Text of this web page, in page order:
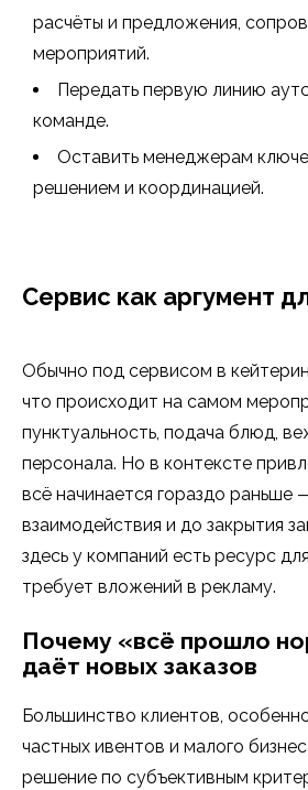
расчёты и предложения,
мероприятий.
Передать первую линию
команде.
Оставить менеджерам
решением и координацией.
Сервис как аргумент
Обычно под сервисом в
что происходит на самом
пунктуальность, подача блюд,
персонала. Но в контексте
всё начинается гораздо раньше
взаимодействия и до закрытия
здесь у компаний есть ресурс
требует вложений в рекламу.
Почему «всё прошло
даёт новых заказов
Большинство клиентов,
частных ивентов и малого
решение по субъективным